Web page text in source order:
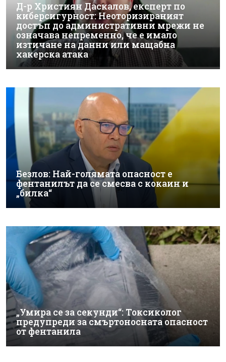
Д-р Християн Даскалов, експерт по
киберсигурност: Неоторизираният
достъп до административни мрежи не
означава непременно, че е имало
изтичане на данни или мащабна
хакерска атака
Безлов: Най-голямата опасност е
фентанилът да се смесва с кокаин и
„билка“
„Умира се за секунди“: Токсиколог
предупреди за смъртоносната опасност
от фентанила